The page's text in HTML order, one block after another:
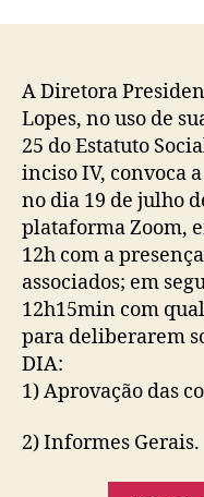
A Diretora
Lopes, no uso de
25 do Estatuto
inciso IV, convoca
no dia 19 de julho
plataforma Zoom,
12h com a
associados; em
12h15min com
para deliberarem
DIA:
1) Aprovação das
2) Informes Gerais.